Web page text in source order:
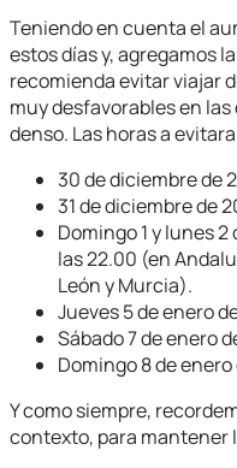
Teniendo en cuenta el
estos días y, agregamos
recomienda evitar viajar
muy desfavorables en
denso. Las horas a
30 de diciembre de
31 de diciembre de
Domingo 1 y lunes 2
las 22.00 (en
León y Murcia).
Jueves 5 de enero
Sábado 7 de enero
Domingo 8 de
Y como siempre,
contexto, para mantener